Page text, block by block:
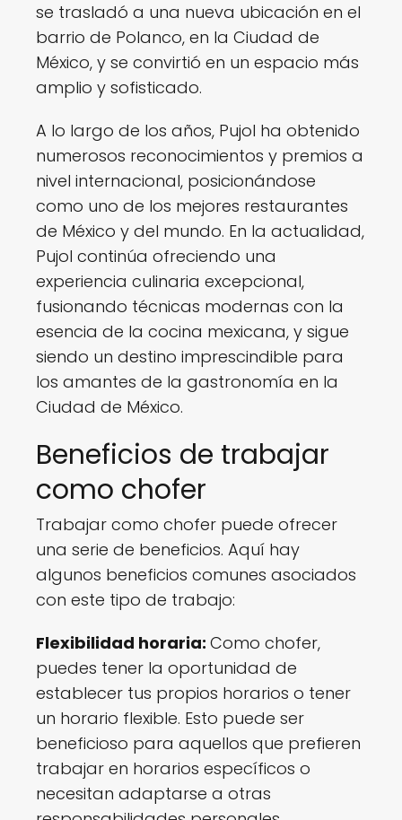
se trasladó a una nueva ubicación en el
barrio de Polanco, en la Ciudad de
México, y se convirtió en un espacio más
amplio y sofisticado.
A lo largo de los años, Pujol ha obtenido
numerosos reconocimientos y premios a
nivel internacional, posicionándose
como uno de los mejores restaurantes
de México y del mundo. En la actualidad,
Pujol continúa ofreciendo una
experiencia culinaria excepcional,
fusionando técnicas modernas con la
esencia de la cocina mexicana, y sigue
siendo un destino imprescindible para
los amantes de la gastronomía en la
Ciudad de México.
Beneficios de trabajar
como chofer
Trabajar como chofer puede ofrecer
una serie de beneficios. Aquí hay
algunos beneficios comunes asociados
con este tipo de trabajo:
Flexibilidad horaria: Como chofer,
puedes tener la oportunidad de
establecer tus propios horarios o tener
un horario flexible. Esto puede ser
beneficioso para aquellos que prefieren
trabajar en horarios específicos o
necesitan adaptarse a otras